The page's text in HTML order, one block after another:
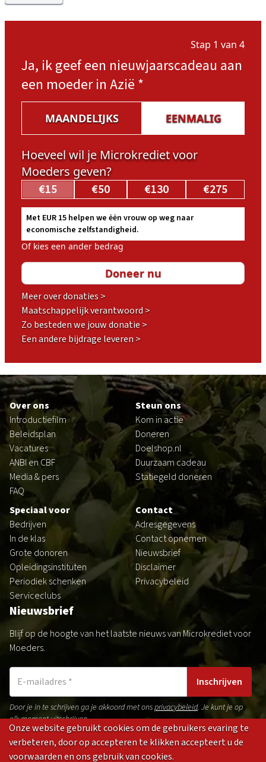
Stap 1 van 4
Ja, ik geef een nieuwjaarscadeau aan
een moeder in Azië *
MAANDELIJKS EENMALIG
Hoeveel wil je Microkrediet voor
Moeders geven?
€15 €50 €130 €275
Met EUR 15 helpen we ėėn vrouw op weg naar
economische zelfstandigheid.
Of kies een ander bedrag
Meer over donaties >
Maatschappelijk verantwoord >
Zo besteden we jouw donatie >
Een andere bijdrage leveren >
Footer
Over ons
Introductiefilm
Beleidsplan
Vacatures
ANBI en CBF
Media & pers
FAQ
Steun ons
Kom in actie
Doneren
Doelshop.nl
Duurzaam cadeau
Statiegeld doneren
Speciaal voor
Bedrijven
In de klas
Grote donoren
Opleidingsinstituten
Periodiek schenken
Serviceclubs
Contact
Adresgegevens
Contact opnemen
Nieuwsbrief
Disclaimer
Privacybeleid
Nieuwsbrief
Blijf op de hoogte van het laatste nieuws van Microkrediet voor
Moeders.
Inschrijven
Door je in te schrijven ga je akkoord met onsprivacybeleid. Je kunt je op
elk moment uitschrijven.
Onze website gebruikt cookies om de gebruikers evaring te
verbeteren, door op accepteren te klikken accepteert u de
voorwaarden en ons gebruik van cookies.